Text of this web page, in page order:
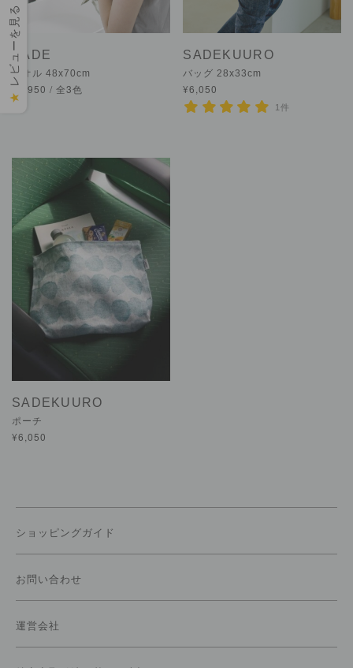
SADE
タオル 48x70cm
¥4,950 / 全3色
SADEKUURO
バッグ 28x33cm
¥6,050
1件
SADEKUURO
ポーチ
¥6,050
ショッピングガイド
お問い合わせ
運営会社
★
レビューを見る